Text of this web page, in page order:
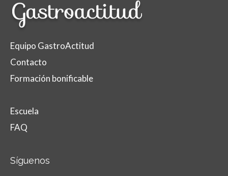
Equipo GastroActitud
Contacto
Formación bonificable
Escuela
FAQ
Síguenos